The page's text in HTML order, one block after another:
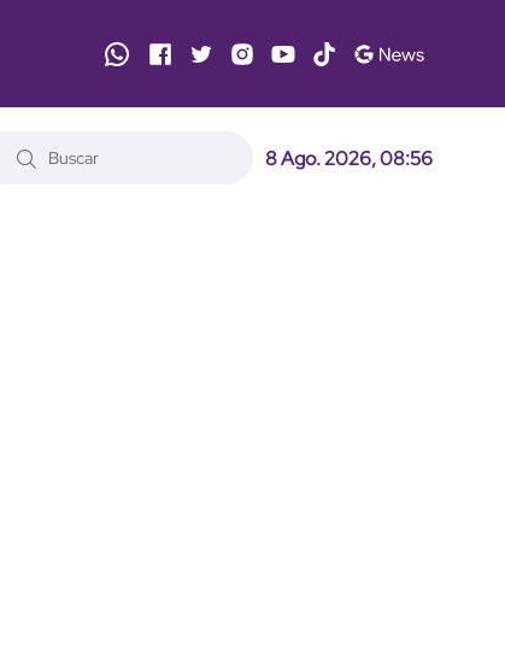
8 Ago. 2026, 08:56